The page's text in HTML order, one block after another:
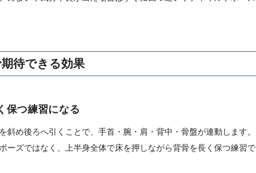
待できる効果
保つ練習になる
斜め後ろへ引くことで、手首・腕・肩・背中・骨盤が連動します。
ーズではなく、上半身全体で床を押しながら背骨を長く保つ練習で